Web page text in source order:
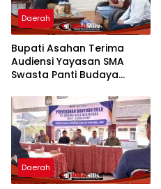
Daerah
Bupati Asahan Terima
Audiensi Yayasan SMA
Swasta Panti Budaya
Grace Natalie Sagala
Daerah